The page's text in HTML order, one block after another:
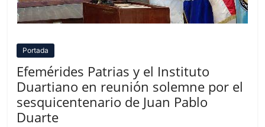
Portada
Efemérides Patrias y el Instituto
Duartiano en reunión solemne por el
sesquicentenario de Juan Pablo
Duarte